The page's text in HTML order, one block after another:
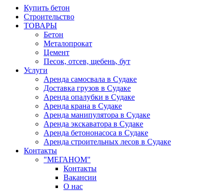
Купить бетон
Строительство
ТОВАРЫ
Бетон
Металопрокат
Цемент
Песок, отсев, щебень, бут
Услуги
Аренда самосвала в Судаке
Доставка грузов в Судаке
Аренда опалубки в Судаке
Аренда крана в Судаке
Аренда манипулятора в Судаке
Аренда экскаватора в Судаке
Аренда бетононасоса в Судаке
Аренда строительных лесов в Судаке
Контакты
"МЕГАНОМ"
Контакты
Вакансии
О нас